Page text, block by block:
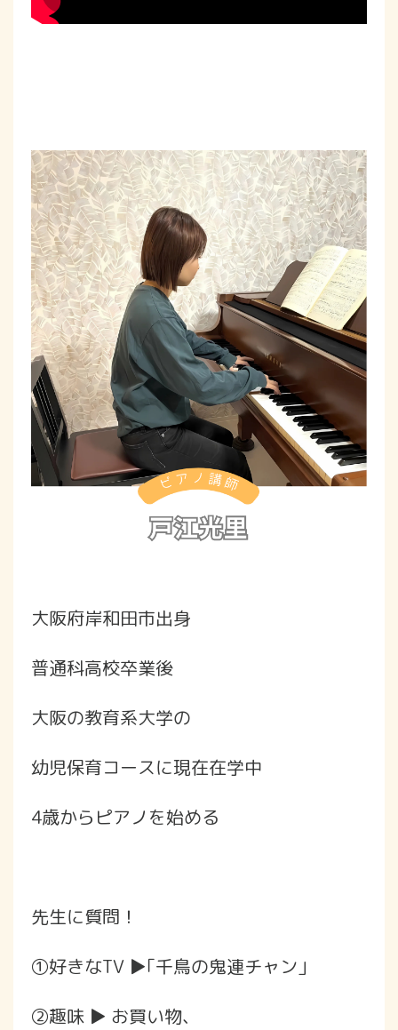
大阪府岸和田市出身
普通科高校卒業後
大阪の教育系大学の
幼児保育コースに現在在学中
4歳からピアノを始める
先生に質問！
①好きなTV ▶︎｢千鳥の鬼連チャン」
②趣味 ▶︎ お買い物、